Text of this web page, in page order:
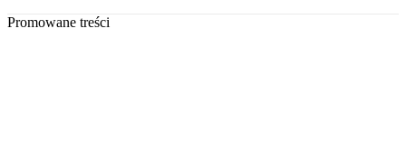
Promowane treści